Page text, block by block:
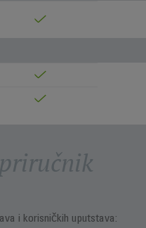
i korisničkih uputstava: